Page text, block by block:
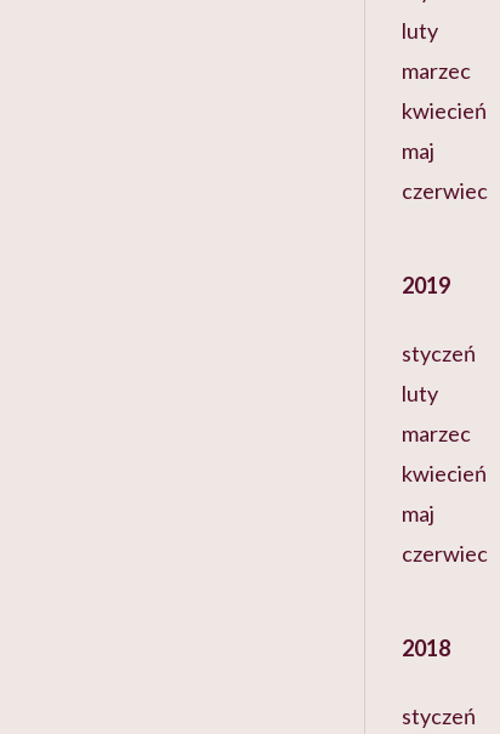
luty
marzec
kwiecień
maj
czerwiec
2019
styczeń
luty
marzec
kwiecień
maj
czerwiec
2018
styczeń